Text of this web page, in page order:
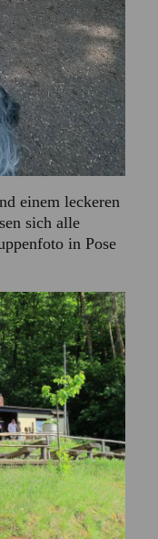
einem leckeren
sich alle
in Pose